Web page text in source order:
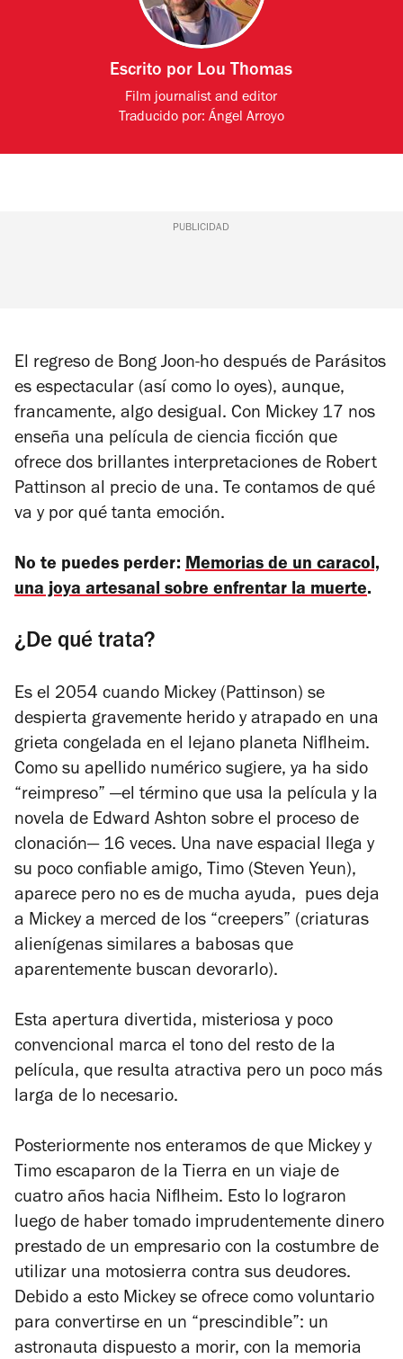
Escrito por Lou Thomas
Film journalist and editor
Traducido por: Ángel Arroyo
PUBLICIDAD
El regreso de Bong Joon-ho después de Parásitos
es espectacular (así como lo oyes), aunque,
francamente, algo desigual. Con Mickey 17 nos
enseña una película de ciencia ficción que
ofrece dos brillantes interpretaciones de Robert
Pattinson al precio de una. Te contamos de qué
va y por qué tanta emoción.
No te puedes perder: Memorias de un caracol,
una joya artesanal sobre enfrentar la muerte.
¿De qué trata?
Es el 2054 cuando Mickey (Pattinson) se
despierta gravemente herido y atrapado en una
grieta congelada en el lejano planeta Niflheim.
Como su apellido numérico sugiere, ya ha sido
“reimpreso” —el término que usa la película y la
novela de Edward Ashton sobre el proceso de
clonación— 16 veces. Una nave espacial llega y
su poco confiable amigo, Timo (Steven Yeun),
aparece pero no es de mucha ayuda, pues deja
a Mickey a merced de los “creepers” (criaturas
alienígenas similares a babosas que
aparentemente buscan devorarlo).
Esta apertura divertida, misteriosa y poco
convencional marca el tono del resto de la
película, que resulta atractiva pero un poco más
larga de lo necesario.
Posteriormente nos enteramos de que Mickey y
Timo escaparon de la Tierra en un viaje de
cuatro años hacia Niflheim. Esto lo lograron
luego de haber tomado imprudentemente dinero
prestado de un empresario con la costumbre de
utilizar una motosierra contra sus deudores.
Debido a esto Mickey se ofrece como voluntario
para convertirse en un “prescindible”: un
astronauta dispuesto a morir, con la memoria